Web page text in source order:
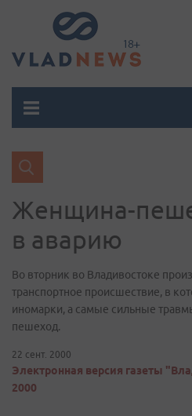
Женщина-
в аварию
Во вторник во Владивостоке
транспортное происшествие, в
иномарки, а самые сильные
пешеход.
22 сент. 2000
Электронная версия газеты
2000